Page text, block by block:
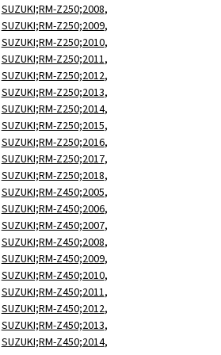
SUZUKI;RM-Z250;2008,
SUZUKI;RM-Z250;2009,
SUZUKI;RM-Z250;2010,
SUZUKI;RM-Z250;2011,
SUZUKI;RM-Z250;2012,
SUZUKI;RM-Z250;2013,
SUZUKI;RM-Z250;2014,
SUZUKI;RM-Z250;2015,
SUZUKI;RM-Z250;2016,
SUZUKI;RM-Z250;2017,
SUZUKI;RM-Z250;2018,
SUZUKI;RM-Z450;2005,
SUZUKI;RM-Z450;2006,
SUZUKI;RM-Z450;2007,
SUZUKI;RM-Z450;2008,
SUZUKI;RM-Z450;2009,
SUZUKI;RM-Z450;2010,
SUZUKI;RM-Z450;2011,
SUZUKI;RM-Z450;2012,
SUZUKI;RM-Z450;2013,
SUZUKI;RM-Z450;2014,